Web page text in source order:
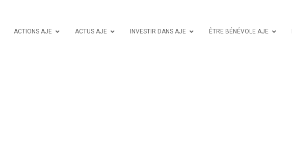
ACTIONS AJE ACTUS AJE INVESTIR DANS AJE ÊTRE BÉNÉVOLE AJE